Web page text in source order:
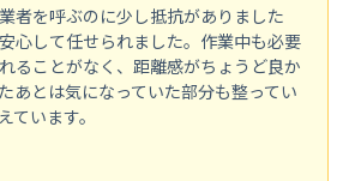
者を呼ぶのに少し抵抗がありました
心して任せられました。作業中も必要
ることがなく、距離感がちょうど良か
あとは気になっていた部分も整ってい
ています。